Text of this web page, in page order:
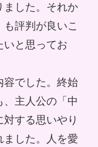
した。それか
評判が良いこ
いと思ってお
でした。終始
主人公の「中
する思いやり
ました。人を愛